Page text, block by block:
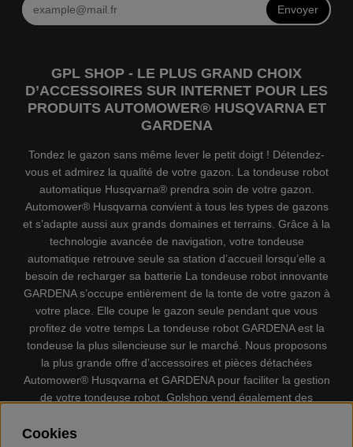
Envoyer
GPL SHOP - LE PLUS GRAND CHOIX
D’ACCESSOIRES SUR INTERNET POUR LES
PRODUITS AUTOMOWER® HUSQVARNA ET
GARDENA
Tondez le gazon sans même lever le petit doigt ! Détendez-
vous et admirez la qualité de votre gazon. La tondeuse robot
automatique Husqvarna® prendra soin de votre gazon.
Automower® Husqvarna convient à tous les types de gazons
et s’adapte aussi aux grands domaines et terrains. Grâce à la
technologie avancée de navigation, votre tondeuse
automatique retrouve seule sa station d’accueil lorsqu’elle a
besoin de recharger sa batterie La tondeuse robot innovante
GARDENA s’occupe entièrement de la tonte de votre gazon à
votre place. Elle coupe le gazon seule pendant que vous
profitez de votre temps La tondeuse robot GARDENA est la
tondeuse la plus silencieuse sur le marché. Nous proposons
la plus grande offre d’accessoires et pièces détachées
Automower® Husqvarna et GARDENA pour faciliter la gestion
de votre tondeuse robot. Gplshop vend également des
individuel, Coupe-bordures, Débroussailleuses, Taille haies,
Cookies